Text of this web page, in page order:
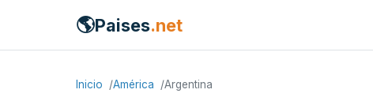
🌎Paises.net
Inicio América Argentina